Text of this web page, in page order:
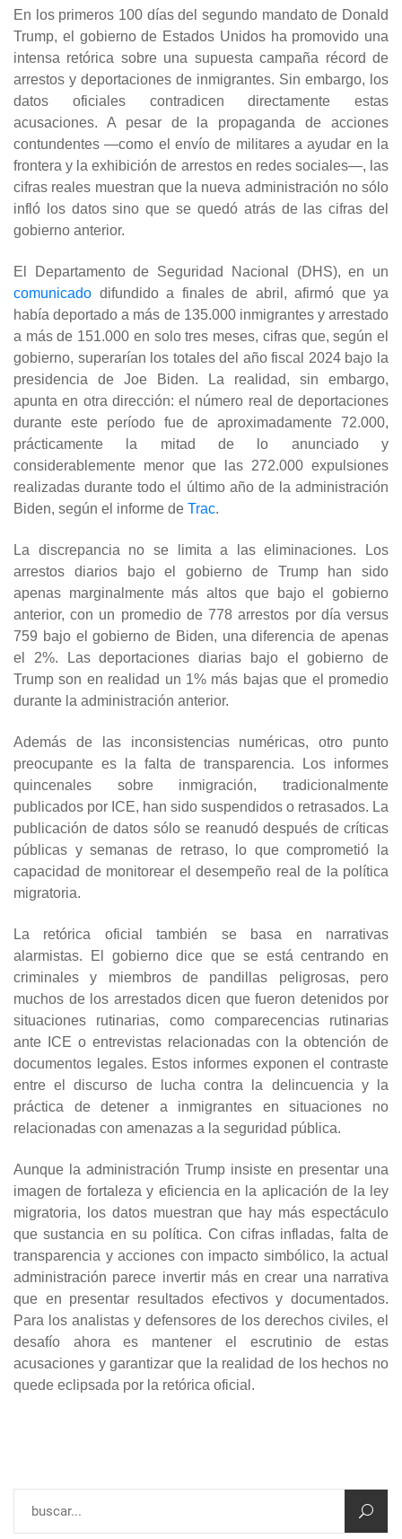
En los primeros 100 días del segundo mandato de Donald
Trump, el gobierno de Estados Unidos ha promovido una
intensa retórica sobre una supuesta campaña récord de
arrestos y deportaciones de inmigrantes. Sin embargo, los
datos oficiales contradicen directamente estas
acusaciones. A pesar de la propaganda de acciones
contundentes —como el envío de militares a ayudar en la
frontera y la exhibición de arrestos en redes sociales—, las
cifras reales muestran que la nueva administración no sólo
infló los datos sino que se quedó atrás de las cifras del
gobierno anterior.
El Departamento de Seguridad Nacional (DHS), en un
comunicado difundido a finales de abril, afirmó que ya
había deportado a más de 135.000 inmigrantes y arrestado
a más de 151.000 en solo tres meses, cifras que, según el
gobierno, superarían los totales del año fiscal 2024 bajo la
presidencia de Joe Biden. La realidad, sin embargo,
apunta en otra dirección: el número real de deportaciones
durante este período fue de aproximadamente 72.000,
prácticamente la mitad de lo anunciado y
considerablemente menor que las 272.000 expulsiones
realizadas durante todo el último año de la administración
Biden, según el informe de Trac.
La discrepancia no se limita a las eliminaciones. Los
arrestos diarios bajo el gobierno de Trump han sido
apenas marginalmente más altos que bajo el gobierno
anterior, con un promedio de 778 arrestos por día versus
759 bajo el gobierno de Biden, una diferencia de apenas
el 2%. Las deportaciones diarias bajo el gobierno de
Trump son en realidad un 1% más bajas que el promedio
durante la administración anterior.
Además de las inconsistencias numéricas, otro punto
preocupante es la falta de transparencia. Los informes
quincenales sobre inmigración, tradicionalmente
publicados por ICE, han sido suspendidos o retrasados. La
publicación de datos sólo se reanudó después de críticas
públicas y semanas de retraso, lo que comprometió la
capacidad de monitorear el desempeño real de la política
migratoria.
La retórica oficial también se basa en narrativas
alarmistas. El gobierno dice que se está centrando en
criminales y miembros de pandillas peligrosas, pero
muchos de los arrestados dicen que fueron detenidos por
situaciones rutinarias, como comparecencias rutinarias
ante ICE o entrevistas relacionadas con la obtención de
documentos legales. Estos informes exponen el contraste
entre el discurso de lucha contra la delincuencia y la
práctica de detener a inmigrantes en situaciones no
relacionadas con amenazas a la seguridad pública.
Aunque la administración Trump insiste en presentar una
imagen de fortaleza y eficiencia en la aplicación de la ley
migratoria, los datos muestran que hay más espectáculo
que sustancia en su política. Con cifras infladas, falta de
transparencia y acciones con impacto simbólico, la actual
administración parece invertir más en crear una narrativa
que en presentar resultados efectivos y documentados.
Para los analistas y defensores de los derechos civiles, el
desafío ahora es mantener el escrutinio de estas
acusaciones y garantizar que la realidad de los hechos no
quede eclipsada por la retórica oficial.